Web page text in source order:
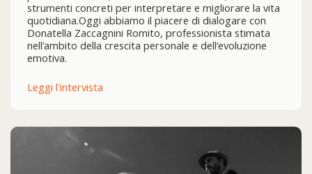
strumenti concreti per interpretare e migliorare la vita
quotidiana.Oggi abbiamo il piacere di dialogare con
Donatella Zaccagnini Romito, professionista stimata
nell’ambito della crescita personale e dell’evoluzione
emotiva.
Leggi l'intervista